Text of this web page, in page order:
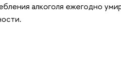
алкоголя ежегодно